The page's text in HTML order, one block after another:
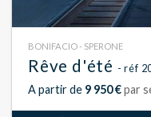
BONIFACIO - SPERONE
Rêve d'été - réf
A partir de 9 950 €par